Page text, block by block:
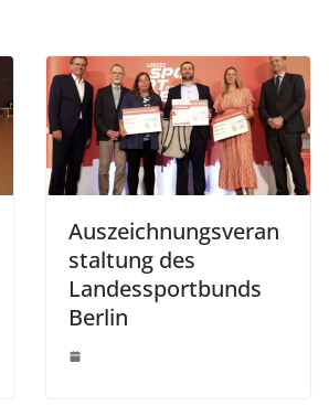
Auszeichnungsveran
staltung des
Landessportbunds
Berlin